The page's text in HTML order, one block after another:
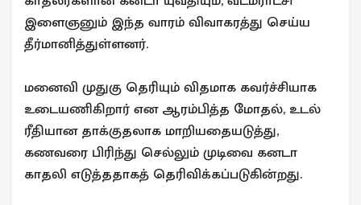
இளைஞனும் இந்த வாரம் விவாகரத்து செய்ய
தீர்மானித்துள்ளனர்.
மனைவி முதுகு தெரியும் விதமாக கவர்ச்சியாக
உடையணிகிறார் என ஆரம்பித்த மோதல், உடல்
ரீதியான தாக்குதலாக மாறியதையடுத்து,
கணவரை பிரிந்து செல்லும் முடிவை கனடா
காதலி எடுத்ததாகத் தெரிவிக்கப்படுகின்றது.